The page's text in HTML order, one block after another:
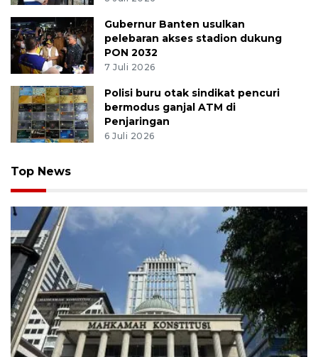
Gubernur Banten usulkan
pelebaran akses stadion dukung
PON 2032
7 Juli 2026
Polisi buru otak sindikat pencuri
bermodus ganjal ATM di
Penjaringan
6 Juli 2026
Top News